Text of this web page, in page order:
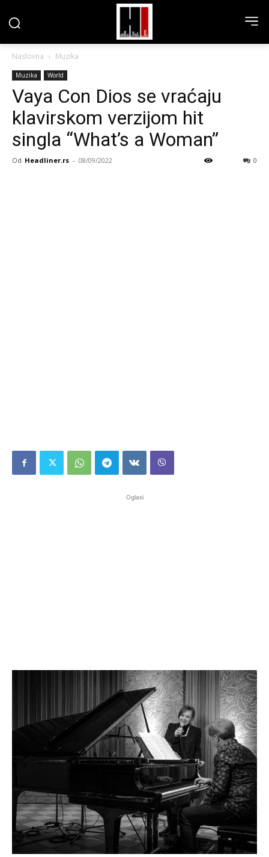
Naslovna Muzika
Muzika World
Vaya Con Dios se vraćaju
klavirskom verzijom hit
singla “What’s a Woman”
Od Headliner.rs - 08/09/2022 0
Oglasi